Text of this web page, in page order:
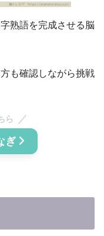
熟語を完成させる脳
も確認しながら挑戦
ら
ぎ